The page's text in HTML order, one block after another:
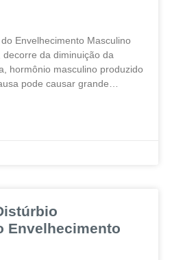
Envelhecimento Masculino
da diminuição da
hormônio masculino produzido
pode causar grande
homem. No
Envelhecimento